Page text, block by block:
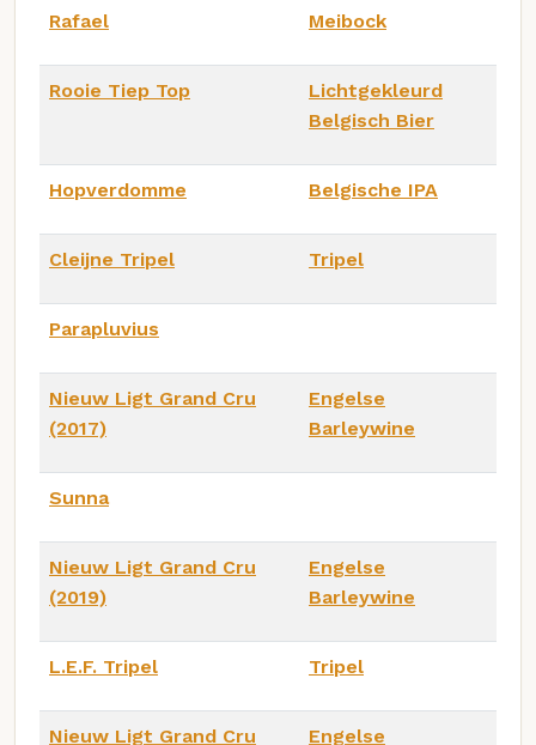
Rafael Meibock
Rooie Tiep Top
Lichtgekleurd
Belgisch Bier
Hopverdomme Belgische IPA
Cleijne Tripel Tripel
Parapluvius
Nieuw Ligt Grand Cru
(2017)
Engelse
Barleywine
Sunna
Nieuw Ligt Grand Cru
(2019)
Engelse
Barleywine
L.E.F. Tripel Tripel
Nieuw Ligt Grand Cru
Engelse